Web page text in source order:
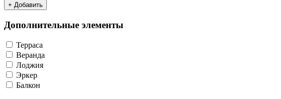
+ Добавить
Дополнительные элементы
Терраса
Веранда
Лоджия
Эркер
Балкон